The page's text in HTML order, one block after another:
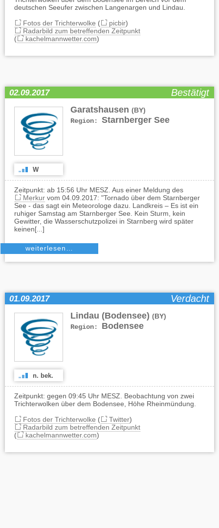
deutschen Seeufer zwischen Langenargen und Lindau.
Fotos der Trichterwolke ( picbir)
Radarbild zum betreffenden Zeitpunkt
(
kachelmannwetter.com)
02.09.2017 Bestätigt
Garatshausen (BY)
Region: Starnberger See
W
Zeitpunkt: ab 15:56 Uhr MESZ. Aus einer Meldung des
Merkurvom 04.09.2017: "Tornado über dem Starnberger
See - das sagt ein Meteorologe dazu. Landkreis – Es ist ein
ruhiger Samstag am Starnberger See. Kein Sturm, kein
Gewitter, die Wasserschutzpolizei in Starnberg wird später
keinen[...]
weiterlesen…
01.09.2017 Verdacht
Lindau (Bodensee) (BY)
Region: Bodensee
n. bek.
Zeitpunkt: gegen 09:45 Uhr MESZ. Beobachtung von zwei
Trichterwolken über dem Bodensee, Höhe Rheinmündung.
Fotos der Trichterwolke ( Twitter)
Radarbild zum betreffenden Zeitpunkt
(
kachelmannwetter.com)